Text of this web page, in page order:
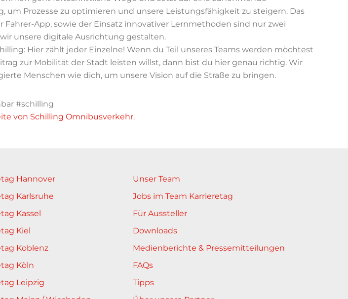
um Prozesse zu optimieren und unsere Leistungsfähigkeit zu steigern. Das
Fahrer-App, sowie der Einsatz innovativer Lernmethoden sind nur zwei
unsere digitale Ausrichtung gestalten.
Hier zählt jeder Einzelne! Wenn du Teil unseres Teams werden möchtest
zur Mobilität der Stadt leisten willst, dann bist du hier genau richtig. Wir
Menschen wie dich, um unsere Vision auf die Straße zu bringen.
#schilling
von Schilling Omnibusverkehr.
Hannover
Karlsruhe
Kassel
Kiel
Koblenz
Köln
Leipzig
Unser Team
Jobs im Team Karrieretag
Für Aussteller
Downloads
Medienberichte & Pressemitteilungen
FAQs
Tipps